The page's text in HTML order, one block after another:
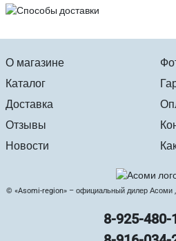
О магазине
Каталог
Доставка
Отзывы
Новости
© «Asomi-region» – официальный дилер Асоми
8-925-480-